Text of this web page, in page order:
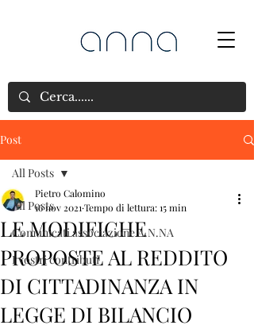
Post
All Posts
Comunicati associazione A.N.NA
I vostri contributi
All Posts
LE MODIFICHE
PROPOSTE AL REDDITO
DI CITTADINANZA IN
LEGGE DI BILANCIO
Pietro Calomino
16 nov 2021 Tempo di lettura: 15 min